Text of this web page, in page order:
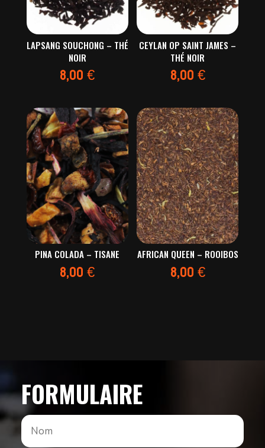
LAPSANG SOUCHONG – THÉ
NOIR
8,00€
CEYLAN OP SAINT JAMES –
THÉ NOIR
8,00€
PINA COLADA – TISANE
8,00€
AFRICAN QUEEN – ROOIBOS
8,00€
FORMULAIRE